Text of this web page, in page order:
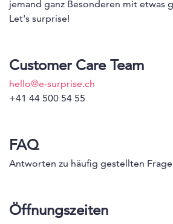
jemand ganz Besonderen mit etwas
Let's surprise!
Customer Care Team
hello@e-surprise.ch
+41 44 500 54 55
FAQ
Antworten zu häufig gestellten
Öffnungszeiten